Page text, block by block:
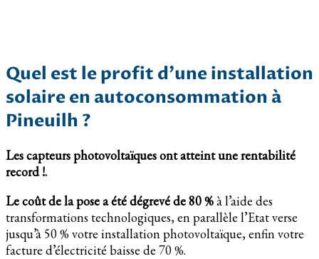
Quel est le profit d’une installation
solaire en autoconsommation à
Pineuilh ?
Les capteurs photovoltaïques ont atteint une rentabilité
record !.
Le coût de la pose a été dégrevé de 80 %à l’aide des
transformations technologiques, en parallèle l’Etat verse
jusqu’à 50 % votre installation photovoltaïque, enfin votre
facture d’électricité baisse de 70 %.